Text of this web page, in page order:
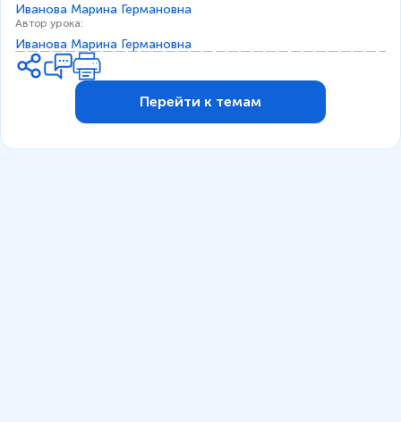
Иванова Марина Германовна
Автор урока:
Иванова Марина Германовна
Перейти к темам